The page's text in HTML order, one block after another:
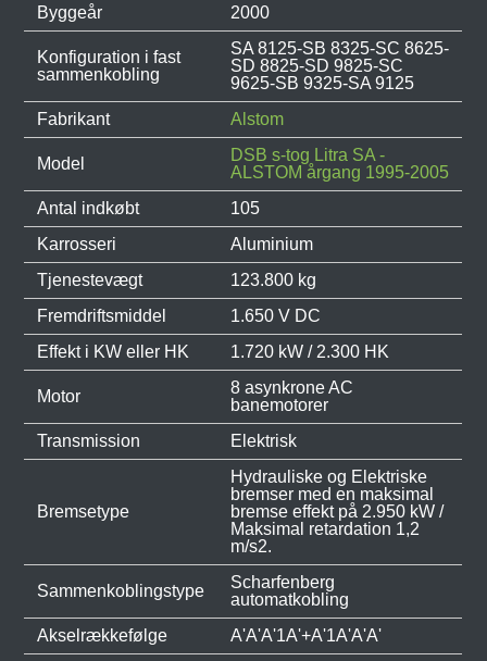
Byggeår 2000
Konfiguration i fast
sammenkobling
SA 8125-SB 8325-SC 8625-
SD 8825-SD 9825-SC
9625-SB 9325-SA 9125
Fabrikant
Alstom
Model
DSB s-tog Litra SA -
ALSTOM årgang 1995-2005
Antal indkøbt
105
Karrosseri
Aluminium
Tjenestevægt
123.800 kg
Fremdriftsmiddel
1.650 V DC
Effekt i KW eller HK
1.720 kW / 2.300 HK
Motor
8 asynkrone AC
banemotorer
Transmission
Elektrisk
Bremsetype
Hydrauliske og Elektriske
bremser med en maksimal
bremse effekt på 2.950 kW /
Maksimal retardation 1,2
m/s2.
Sammenkoblingstype
Scharfenberg
automatkobling
Akselrækkefølge
A'A'A'1A'+A'1A'A'A'